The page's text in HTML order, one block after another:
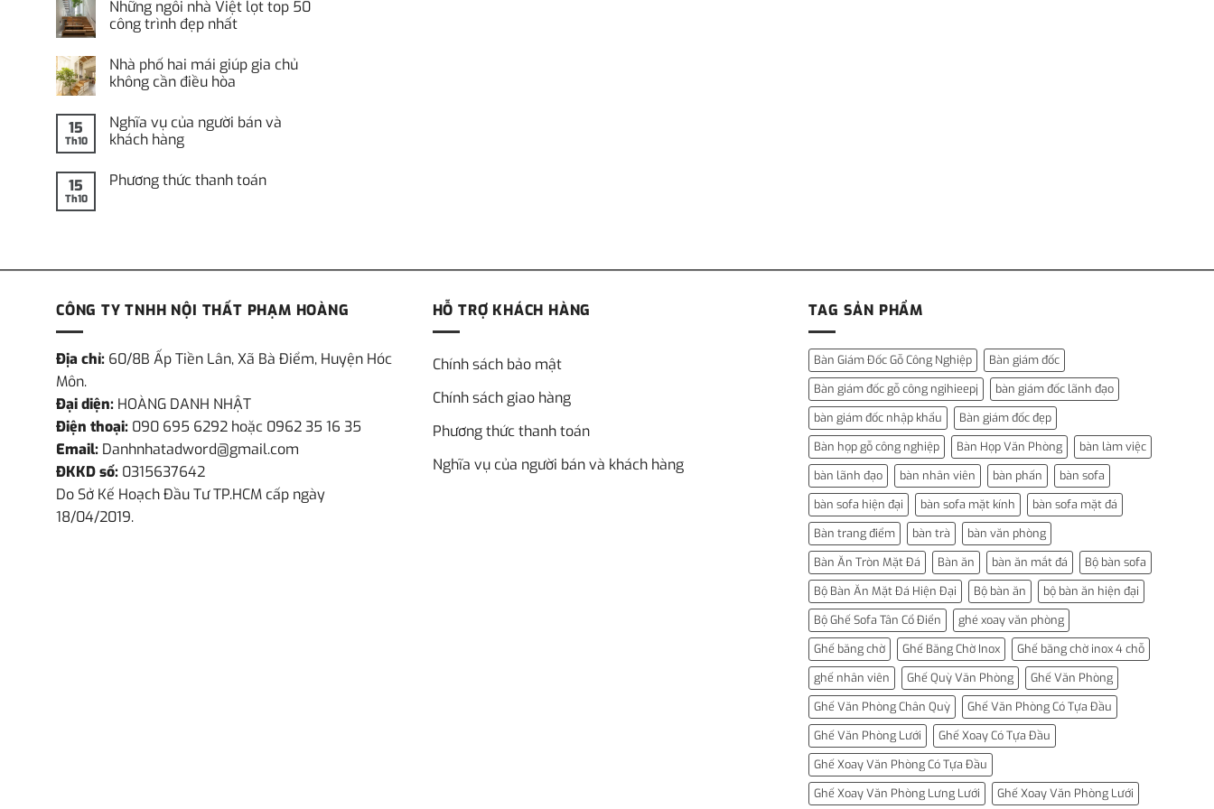
bình
luận
ở
ngoài
đen,
trong
Những ngôi nhà Việt lọt top 50
công trình đẹp nhất
bình
luận
ở
nhà
Việt
lọt
50
công
Nhà phố hai mái giúp gia chủ
không cần điều hòa
bình
luận
ở
hai
hòa
15
Th10
Nghĩa vụ của người bán và
khách hàng
bình
và
15
Th10
Phương thức thanh toán
thức
CÔNG TY TNHH NỘI THẤT PHẠM HOÀNG
Địa chỉ: 60/8B Ấp Tiền Lân, Xã Bà Điểm, Huyện Hóc
Môn.
Đại diện: HOÀNG DANH NHẬT
Điện thoại: 090 695 6292 hoặc 0962 35 16 35
Email: Danhnhatadword@gmail.com
ĐKKD số: 0315637642
Do Sở Kế Hoạch Đầu Tư TP.HCM cấp ngày
18/04/2019.
HỖ TRỢ KHÁCH HÀNG
Chính sách bảo mật
Chính sách giao hàng
Phương thức thanh toán
Nghĩa vụ của người bán và khách hàng
TAG SẢN PHẨM
Bàn Giám Đốc Gỗ Công Nghiệp
Bàn giám đốc
Bàn giám đốc gỗ công ngihieepj
bàn giám đốc lãnh đạo
bàn giám đốc nhập khẩu
Bàn giám đốc đẹp
Bàn họp gỗ công nghiệp
Bàn Họp Văn Phòng
bàn làm việc
bàn lãnh đạo
bàn nhân viên bàn phấn
bàn sofa
bàn sofa hiện đại
bàn sofa mặt kính
bàn sofa mặt đá
Bàn trang điểm
bàn trà
bàn văn phòng
Bàn Ăn Tròn Mặt Đá
Bàn ăn bàn ăn mắt đá
Bộ bàn sofa
Bộ Bàn Ăn Mặt Đá Hiện Đại
Bộ bàn ăn
bộ bàn ăn hiện đại
Bộ Ghế Sofa Tân Cổ Điển
ghé xoay văn phòng
Ghế băng chờ
Ghế Băng Chờ Inox
Ghế băng chờ inox 4 chỗ
ghế nhân viên
Ghế Quỳ Văn Phòng
Ghế Văn Phòng
Ghế Văn Phòng Chân Quỳ
Ghế Văn Phòng Có Tựa Đầu
Ghế Văn Phòng Lưới
Ghế Xoay Có Tựa Đầu
Ghế Xoay Văn Phòng Có Tựa Đầu
Ghế Xoay Văn Phòng Lưng Lưới
Ghế Xoay Văn Phòng Lưới